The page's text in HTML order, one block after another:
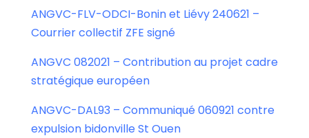
ANGVC-FLV-ODCI-Bonin et Liévy 240621 –
Courrier collectif ZFE signé
ANGVC 082021 – Contribution au projet cadre
stratégique européen
ANGVC-DAL93 – Communiqué 060921 contre
expulsion bidonville St Ouen